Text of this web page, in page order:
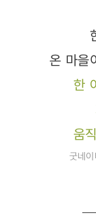
온 마을
한
움
굿네